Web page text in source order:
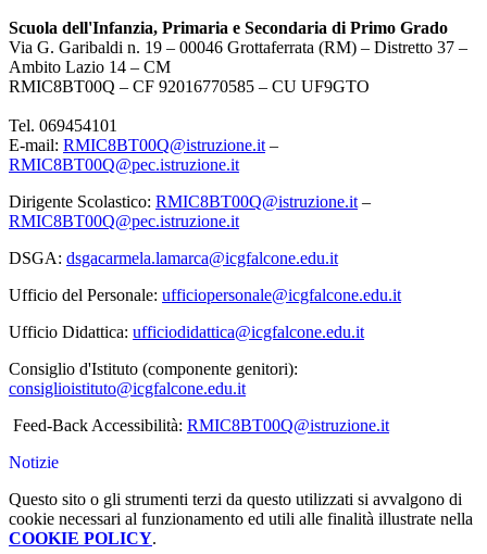
Scuola dell'Infanzia, Primaria e Secondaria di Primo Grado
Via G. Garibaldi n. 19 – 00046 Grottaferrata (RM) – Distretto 37 –
Ambito Lazio 14 – CM
RMIC8BT00Q – CF 92016770585 – CU UF9GTO
Tel. 069454101
E-mail: RMIC8BT00Q@istruzione.it –
RMIC8BT00Q@pec.istruzione.it
Dirigente Scolastico: RMIC8BT00Q@istruzione.it –
RMIC8BT00Q@pec.istruzione.it
DSGA: dsgacarmela.lamarca@icgfalcone.edu.it
Ufficio del Personale: ufficiopersonale@icgfalcone.edu.it
Ufficio Didattica: ufficiodidattica@icgfalcone.edu.it
Consiglio d'Istituto (componente genitori):
consiglioistituto@icgfalcone.edu.it
Feed-Back Accessibilità: RMIC8BT00Q@istruzione.it
Notizie
Questo sito o gli strumenti terzi da questo utilizzati si avvalgono di
cookie necessari al funzionamento ed utili alle finalità illustrate nella
COOKIE POLICY.